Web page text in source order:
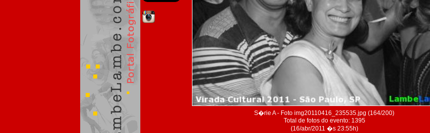
S�rie A - Foto img20110416_235535.jpg (164/200)
Total de fotos do evento: 1395
(16/abr/2011 �s 23:55h)